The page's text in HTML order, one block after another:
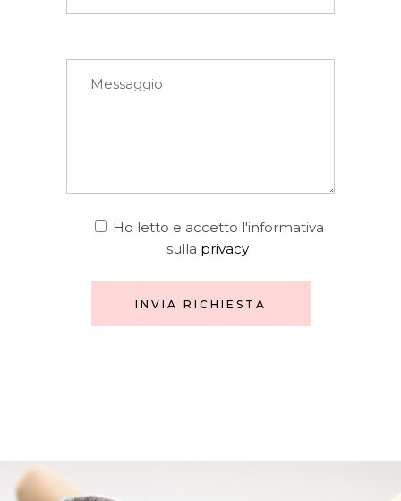
Ho letto e accetto l'informativa
sulla privacy
INVIA RICHIESTA